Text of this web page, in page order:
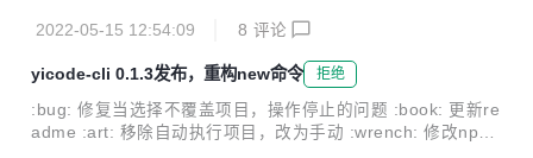
用，欢迎大家star并使用。 本地具体更新内容如下： :wrenc
h: 调整release配置 :book: 更新依赖 :bug: 修复下载成功没有
resolve的问题 :package: 增加create命令，调整任何目录都
能使用yicode :ok_hand: 去除sass-resources-loader和np依
赖 :package: 增加切换npm镜像地址的功能 :wrench: 去掉
2022-05-15 12:54:09 8 评论
yicode-cli 0.1.3发布，重构new命令 拒绝
:bug: 修复当选择不覆盖项目，操作停止的问题 :book: 更新re
adme :art: 移除自动执行项目，改为手动 :wrench: 修改npm